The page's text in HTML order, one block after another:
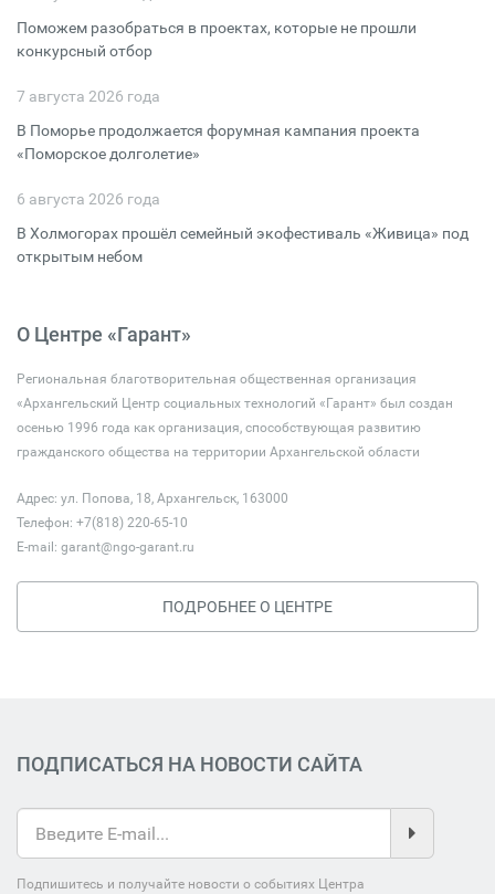
Поможем разобраться в проектах, которые не прошли
конкурсный отбор
7 августа 2026 года
В Поморье продолжается форумная кампания проекта
«Поморское долголетие»
6 августа 2026 года
В Холмогорах прошёл семейный экофестиваль «Живица» под
открытым небом
О Центре «Гарант»
Региональная благотворительная общественная организация
«Архангельский Центр социальных технологий «Гарант» был создан
осенью 1996 года как организация, способствующая развитию
гражданского общества на территории Архангельской области
Адрес: ул. Попова, 18, Архангельск, 163000
Телефон: +7(818) 220-65-10
E-mail: garant@ngo-garant.ru
ПОДРОБНЕЕ О ЦЕНТРЕ
ПОДПИСАТЬСЯ НА НОВОСТИ САЙТА
Подпишитесь и получайте новости о событиях Центра